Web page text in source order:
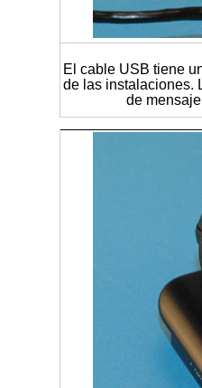
El cable USB tiene
de las instalaciones.
de